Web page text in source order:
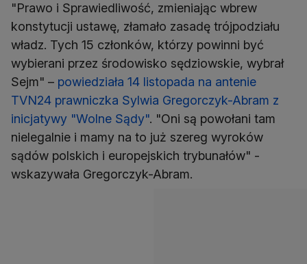
"Prawo i Sprawiedliwość, zmieniając wbrew
konstytucji ustawę, złamało zasadę trójpodziału
władz. Tych 15 członków, którzy powinni być
wybierani przez środowisko sędziowskie, wybrał
Sejm" – powiedziała 14 listopada na antenie
TVN24 prawniczka Sylwia Gregorczyk-Abram z
inicjatywy "Wolne Sądy". "Oni są powołani tam
nielegalnie i mamy na to już szereg wyroków
sądów polskich i europejskich trybunałów" -
wskazywała Gregorczyk-Abram.